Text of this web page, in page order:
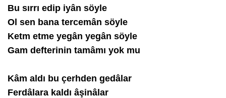
Bu sırrı edip iyân söyle
Ol sen bana tercemân söyle
Ketm etme yegân yegân söyle
Gam defterinin tamâmı yok mu
Kâm aldı bu çerhden gedâlar
Ferdâlara kaldı âşinâlar